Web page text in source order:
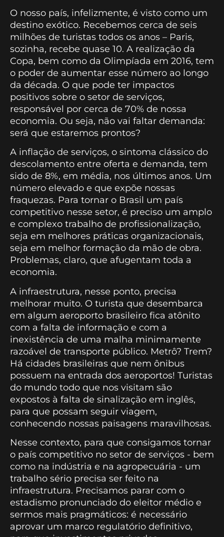
O nosso país, infelizmente, é visto como um
destino exótico. Recebemos cerca de seis
milhões de turistas todos os anos – Paris,
sozinha, recebe quase 10. A realização da
Copa, bem como da Olimpíada em 2016, tem
o poder de aumentar esse número ao longo
da década. O que pode ter impactos
positivos sobre o setor de serviços,
responsável por cerca de 70% de nossa
economia. Ou seja, não vai faltar demanda:
será que estaremos prontos?
A inflação de serviços, o sintoma clássico do
descolamento entre oferta e demanda, tem
sido de 8%, em média, nos últimos anos. Um
número elevado e que expõe nossas
fraquezas. Para tornar o Brasil um país
competitivo nesse setor, é preciso um amplo
e complexo trabalho de profissionalização,
seja em melhores práticas organizacionais,
seja em melhor formação da mão de obra.
Problemas, claro, que afugentam toda a
economia.
A infraestrutura, nesse ponto, precisa
melhorar muito. O turista que desembarca
em algum aeroporto brasileiro fica atônito
com a falta de informação e com a
inexistência de uma malha minimamente
razoável de transporte público. Metrô? Trem?
Há cidades brasileiras que nem ônibus
possuem na entrada dos aeroportos! Turistas
do mundo todo que nos visitam são
expostos à falta de sinalização em inglês,
para que possam seguir viagem,
conhecendo nossas paisagens maravilhosas.
Nesse contexto, para que consigamos tornar
o país competitivo no setor de serviços - bem
como na indústria e na agropecuária - um
trabalho sério precisa ser feito na
infraestrutura. Precisamos parar com o
estadismo pronunciado do eleitor médio e
sermos mais pragmáticos: é necessário
aprovar um marco regulatório definitivo,